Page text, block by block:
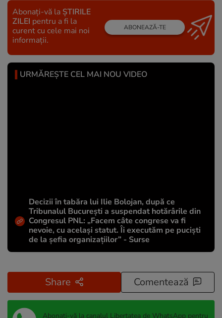
Abonați-vă la ȘTIRILE
ZILEI pentru a fi la
curent cu cele mai noi
informații.
ABONEAZĂ-TE
URMĂREȘTE CEL MAI NOU VIDEO
Decizii în tabăra lui Ilie Bolojan, după ce
Tribunalul București a suspendat hotărârile din
Congresul PNL: „Facem câte congrese va fi
nevoie, cu același statut. Îi executăm pe puciști
de la șefia organizațiilor” - Surse
Share Comentează
Abonați-vă la canalul Libertatea de WhatsApp pentru